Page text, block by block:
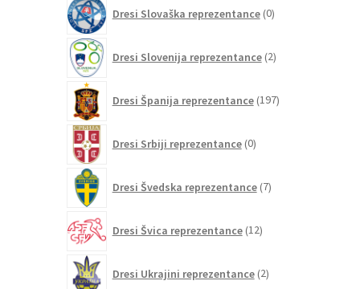
Dresi Slovaška reprezentance 0izdelkov
Dresi Slovenija reprezentance 2izdelka
Dresi Španija reprezentance 197izdelkov
Dresi Srbiji reprezentance 0izdelkov
Dresi Švedska reprezentance 7izdelkov
Dresi Švica reprezentance 12izdelkov
Dresi Ukrajini reprezentance 2izdelka